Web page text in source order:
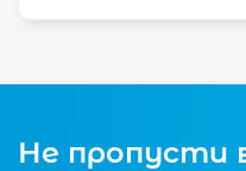
Не пропусти